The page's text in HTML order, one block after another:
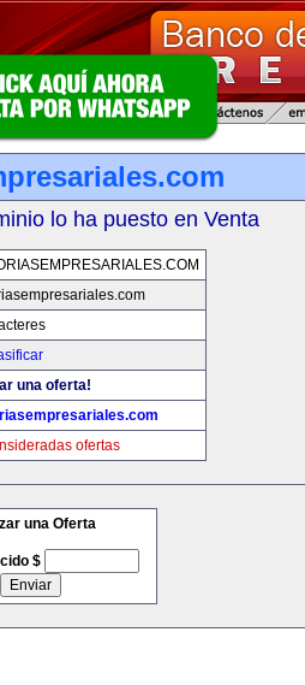
lo ha puesto en Venta
una oferta!
ofertas
una Oferta
$